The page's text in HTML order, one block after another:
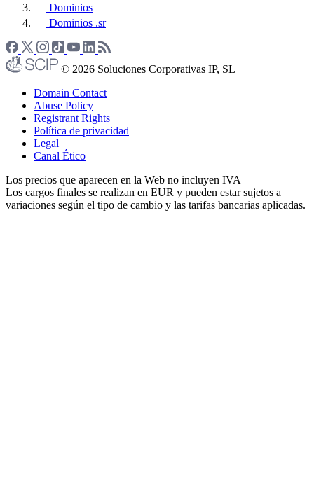
Dominios
Dominios .sr
© 2026 Soluciones Corporativas IP, SL
Domain Contact
Abuse Policy
Registrant Rights
Política de privacidad
Legal
Canal Ético
Los precios que aparecen en la Web no incluyen IVA
Los cargos finales se realizan en EUR y pueden estar sujetos a
variaciones según el tipo de cambio y las tarifas bancarias aplicadas.